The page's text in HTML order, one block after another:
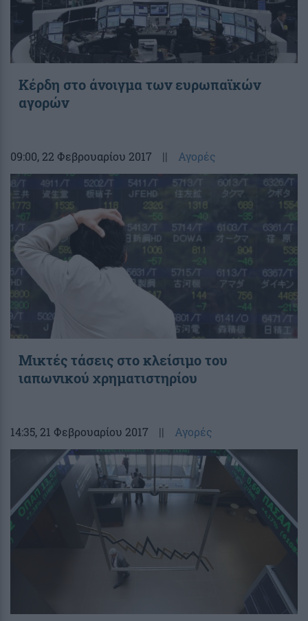
Κέρδη στο άνοιγμα των ευρωπαϊκών
αγορών
09:00, 22 Φεβρουαρίου 2017 || Αγορές
Μικτές τάσεις στο κλείσιμο του
ιαπωνικού χρηματιστηρίου
14:35, 21 Φεβρουαρίου 2017 || Αγορές